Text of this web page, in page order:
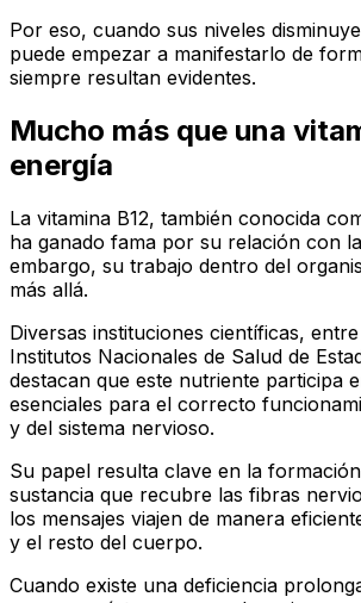
Por eso, cuando sus niveles
puede empezar a manifestarlo de
siempre resultan evidentes.
Mucho más que una
energía
La vitamina B12, también conocida
ha ganado fama por su relación con
embargo, su trabajo dentro del
más allá.
Diversas instituciones científicas,
Institutos Nacionales de Salud de
destacan que este nutriente participa
esenciales para el correcto
y del sistema nervioso.
Su papel resulta clave en la
sustancia que recubre las fibras
los mensajes viajen de manera
y el resto del cuerpo.
Cuando existe una deficiencia